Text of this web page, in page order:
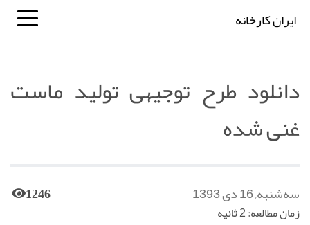
ایران کارخانه
دانلود طرح توجیهی تولید ماست
غنی شده
سه‌شنبه, 16 دی 1393 1246
زمان مطالعه: 2 ثانیه